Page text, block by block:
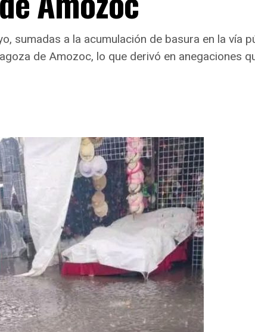
sumadas a la acumulación de basura en la vía
de Amozoc, lo que derivó en anegaciones